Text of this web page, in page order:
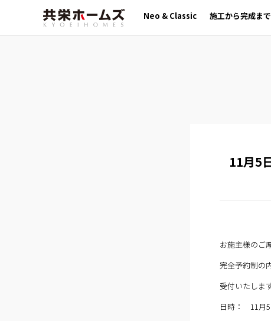
Neo & Classic 施工から完成まで
11月5
お施主様のご
完全予約制の
受付いたしま
日時： 11